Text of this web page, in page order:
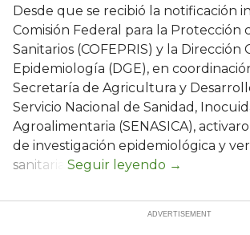
Desde que se recibió la notificación
Comisión Federal para la Protección
Sanitarios (COFEPRIS) y la Dirección
Epidemiología (DGE), en
Secretaría de Agricultura y
Servicio Nacional de Sanidad,
Agroalimentaria (SENASICA),
de investigación epidemiológica y
sanitaria.